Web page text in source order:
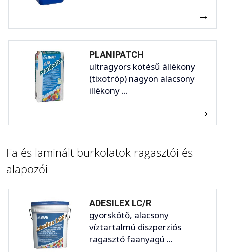
PLANIPATCH
ultragyors kötésű állékony
(tixotróp) nagyon alacsony
illékony ...
Fa és laminált burkolatok ragasztói és
alapozói
ADESILEX LC/R
gyorskötő, alacsony
víztartalmú diszperziós
ragasztó faanyagú ...